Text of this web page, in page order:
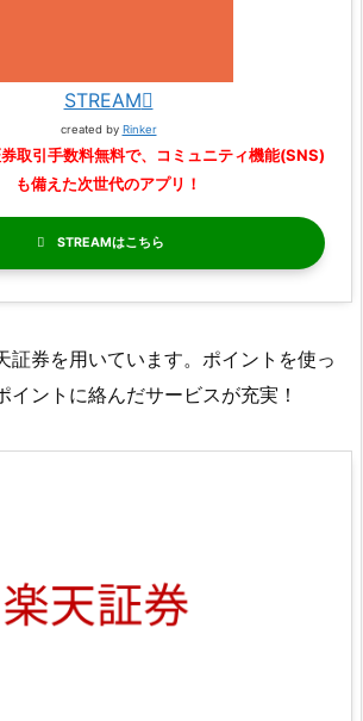
STREAM
created by Rinker
取引手数料無料で、コミュニティ機能(SNS)
も備えた次世代のアプリ！
STREAM
証券を用いています。ポイントを使っ
イントに絡んだサービスが充実！